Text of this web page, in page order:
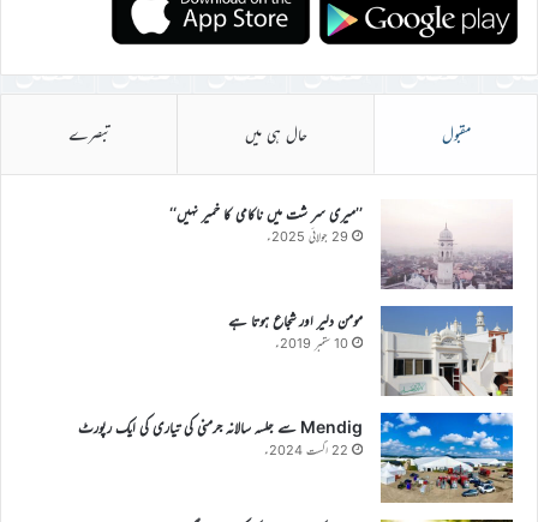
مقبول حال ہی میں تبصرے
’’میری سر شت میں ناکامی کا خمیر نہیں‘‘
29 جولائی 2025ء
مومن دلیر اور شجاع ہوتا ہے
10 ستمبر 2019ء
Mendig سے جلسہ سالانہ جرمنی کی تیاری کی ایک رپورٹ
22 اگست 2024ء